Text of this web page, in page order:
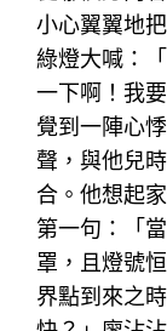
小心翼翼地
綠燈大喊：
一下啊！我
覺到一陣心
聲，與他兒
合。他想起
第一句：「
罩，且燈號
界點到來之